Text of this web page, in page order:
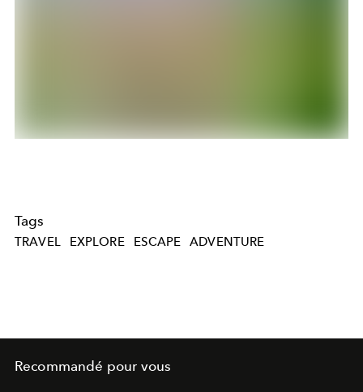
Tags
TRAVEL EXPLORE ESCAPE ADVENTURE
Recommandé pour vous